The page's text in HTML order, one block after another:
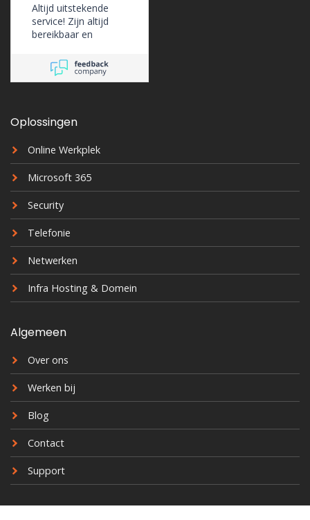
Altijd uitstekende
service! Zijn altijd
bereikbaar en
erg goed.
Oplossingen
Online Werkplek
Microsoft 365
Security
Telefonie
Netwerken
Infra Hosting & Domein
Algemeen
Over ons
Werken bij
Blog
Contact
Support